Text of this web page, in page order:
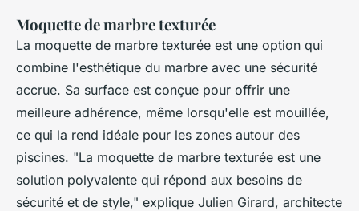
Moquette de marbre texturée
La moquette de marbre texturée est une option qui
combine l'esthétique du marbre avec une sécurité
accrue. Sa surface est conçue pour offrir une
meilleure adhérence, même lorsqu'elle est mouillée,
ce qui la rend idéale pour les zones autour des
piscines. "La moquette de marbre texturée est une
solution polyvalente qui répond aux besoins de
sécurité et de style," explique Julien Girard, architecte